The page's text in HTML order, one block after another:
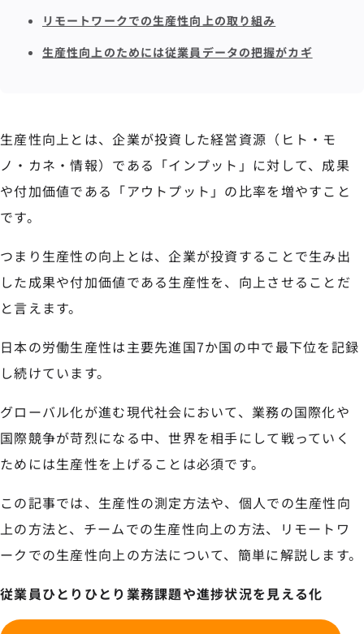
リモートワークでの生産性向上の取り組み
生産性向上のためには従業員データの把握がカギ
生産性向上とは、企業が投資した経営資源（ヒト・モ
ノ・カネ・情報）である「インプット」に対して、成果
や付加価値である「アウトプット」の比率を増やすこと
です。
つまり生産性の向上とは、企業が投資することで生み出
した成果や付加価値である生産性を、向上させることだ
と言えます。
日本の労働生産性は主要先進国7か国の中で最下位を記録
し続けています。
グローバル化が進む現代社会において、業務の国際化や
国際競争が苛烈になる中、世界を相手にして戦っていく
ためには生産性を上げることは必須です。
この記事では、生産性の測定方法や、個人での生産性向
上の方法と、チームでの生産性向上の方法、リモートワ
ークでの生産性向上の方法について、簡単に解説します。
従業員ひとりひとり業務課題や進捗状況を見える化